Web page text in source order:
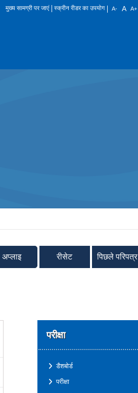
मुख्य सामग्री पर जाएं स्क्रीन रीडर का उपयोग
अप्लाइ रीसेट पिछले परिपत्र
परीक्षा
डैशबोर्ड
परीक्षा